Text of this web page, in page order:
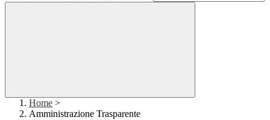
Home >
Amministrazione Trasparente